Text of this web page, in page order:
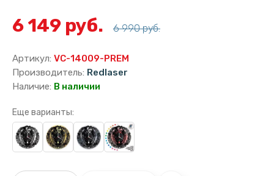
6 149 руб. 6 990 руб.
Артикул: VC-14009-PREM
Производитель: Redlaser
Наличие: В наличии
Еще варианты: